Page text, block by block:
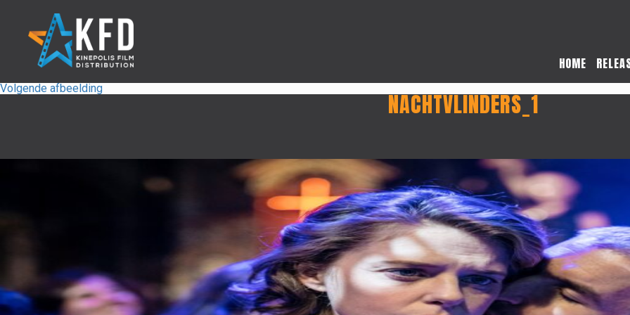
Releaselijst
Over KFD
HOME
Volgende afbeelding
NACHTVLINDERS_1